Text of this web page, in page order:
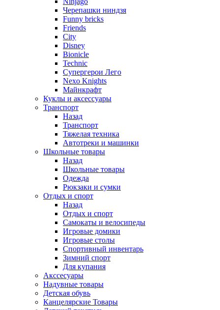
Черепашки ниндзя
Funny bricks
Friends
City
Disney
Bionicle
Technic
Супергерои Лего
Nexo Knights
Майнкрафт
Куклы и аксессуары
Транспорт
Назад
Транспорт
Тяжелая техника
Автотреки и машинки
Школьные товары
Назад
Школьные товары
Одежда
Рюкзаки и сумки
Отдых и спорт
Назад
Отдых и спорт
Самокаты и велосипеды
Игровые домики
Игровые столы
Спортивный инвентарь
Зимний спорт
Для купания
Акссесуары
Надувные товары
Детская обувь
Канцелярские Товары